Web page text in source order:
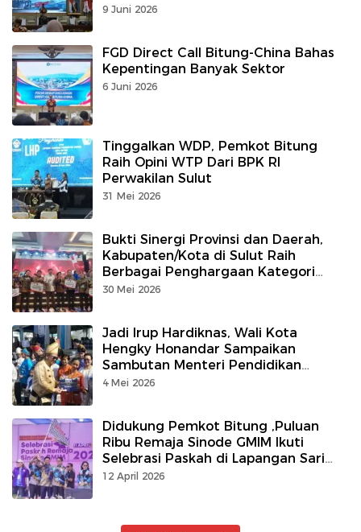
9 Juni 2026
FGD Direct Call Bitung-China Bahas
Kepentingan Banyak Sektor
6 Juni 2026
Tinggalkan WDP, Pemkot Bitung
Raih Opini WTP Dari BPK RI
Perwakilan Sulut
31 Mei 2026
Bukti Sinergi Provinsi dan Daerah,
Kabupaten/Kota di Sulut Raih
Berbagai Penghargaan Kategori
Penanggulangan Kemiskinan dan
30 Mei 2026
Jadi Irup Hardiknas, Wali Kota
Hengky Honandar Sampaikan
Sambutan Menteri Pendidikan
Nasional
4 Mei 2026
Didukung Pemkot Bitung ,Puluan
Ribu Remaja Sinode GMIM Ikuti
Selebrasi Paskah di Lapangan Sari
Cakalang
12 April 2026